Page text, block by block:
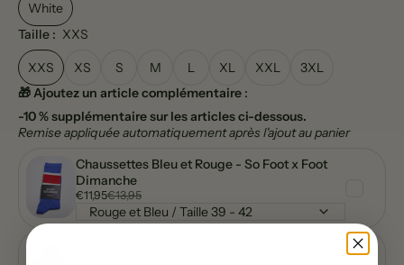
White
Taille : XXS
XXS XS S M L XL XXL
3XL
🎁 Ajoutez un article complémentaire :
-10 % supplémentaire sur les articles ci-dessous.
Remise appliquée automatiquement après l'ajout au panier
Chaussettes Bleu et Rouge - So Foot x Foot
Dimanche
€11,95€13,95